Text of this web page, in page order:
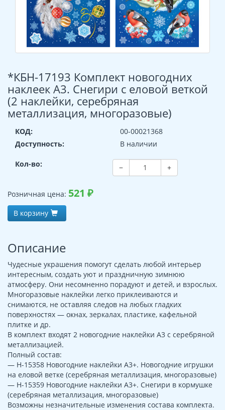
*КБН-17193 Комплект новогодних
наклеек А3. Снегири с еловой веткой
(2 наклейки, серебряная
металлизация, многоразовые)
КОД:
00-00021368
Доступность:
В наличии
Кол-во: − +
Розничная цена: 521 ₽
В корзину
Описание
Чудесные украшения помогут сделать любой интерьер
интересным, создать уют и праздничную зимнюю
атмосферу. Они несомненно порадуют и детей, и взрослых.
Многоразовые наклейки легко приклеиваются и
снимаются, не оставляя следов на любых гладких
поверхностях — окнах, зеркалах, пластике, кафельной
плитке и др.
В комплект входят 2 новогодние наклейки А3 с серебряной
металлизацией.
Полный состав:
— Н-15358 Новогодние наклейки А3+. Новогодние игрушки
на еловой ветке (серебряная металлизация, многоразовые)
— Н-15359 Новогодние наклейки А3+. Снегири в кормушке
(серебряная металлизация, многоразовые)
Возможны незначительные изменения состава комплекта.